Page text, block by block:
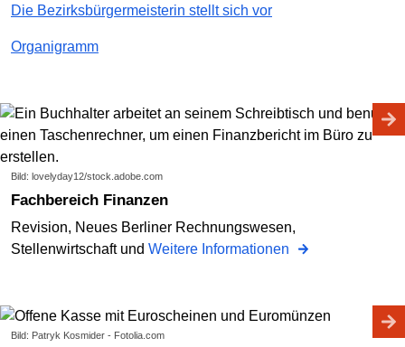
Die Bezirksbürgermeisterin stellt sich vor
Organigramm
Bild: lovelyday12/stock.adobe.com
Fachbereich Finanzen
Revision, Neues Berliner Rechnungswesen,
Stellenwirtschaft und Weitere Informationen
Bild: Patryk Kosmider - Fotolia.com